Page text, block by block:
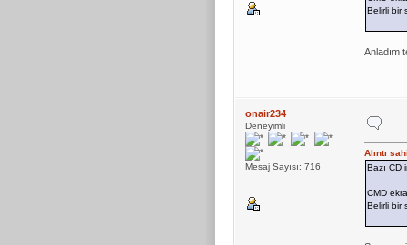
Belirli bir
Anladım
onair234
Deneyimli
Mesaj Sayısı: 716
Alıntı
Bazı CD
CMD
Belirli bir